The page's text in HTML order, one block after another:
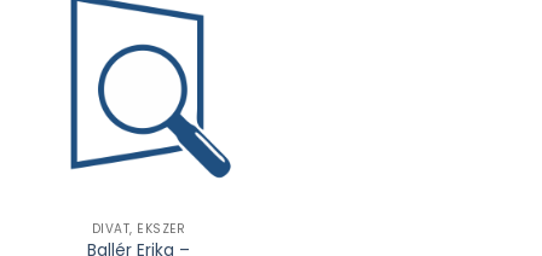
DIVAT, ÉKSZER
Ballér Erika –